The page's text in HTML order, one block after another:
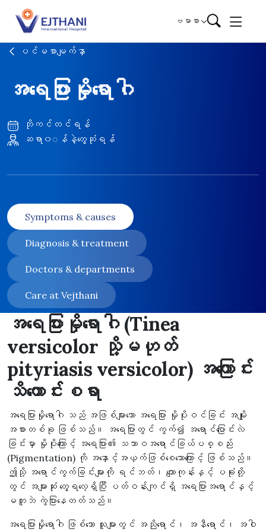
Skip to content
ဗမာစာ
ပင်မစာမျက်နှာ
အရေပြားမှိုရောဂါ
ဘိုကင်တင်ရန်
ဆရာ၀◌န်နဲ့တွေ့ဆုံရန်
Symptoms & causes
Diagnosis & treatment
Doctors & departments
Care at Vejthani
အရေပြားမှိုရောဂါ (Tinea
versicolor သို့မဟုတ်
pityriasis versicolor) အကြောင်း
သိကောင်းစရာ
အရေပြားမှိုရောဂါ သည် အဖြစ်များသော အရေပြား မှိုပိုးဝင်ခြင်း အမျိုး
အစားတစ်ခု ဖြစ်သည်။ အရေပြားတွင် ကွက်၍ အရောင်ပြောင်းလဲ
ခြင်းမှာ မှိုပိုးကြောင့် အရေပြား၏ သဘာဝအရောင်ခြယ်ပစ္စည်း
(Pigmentation) ကို အနှောင့်အယှက်ဖြစ်စေသောကြောင့် ဖြစ်သည်။
ဤသို့ အရောင်ကွက်ခြင်းများကို ရင်ဘတ်၊ ကျောကုန်းနှင့် ပခုံးတို့
တွင် အများဆုံး တွေ့ရလေ့ရှိပြီး ပတ်ဝန်းကျင်ရှိ အရေပြားအရောင်နှင့်
မတူဘဲ ကွဲပြားနေတတ်သည်။
အရေပြားမှိုရောဂါ ဖြစ်သော သူများတွင် အညိုရောင်၊ အနီရောင်၊ အဝါ